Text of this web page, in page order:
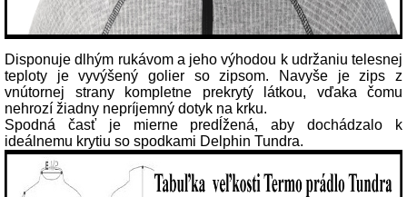
Disponuje dlhým rukávom a jeho výhodou k udržaniu telesnej
teploty je vyvýšený golier so zipsom. Navyše je zips z
vnútornej strany kompletne prekrytý látkou, vďaka čomu
nehrozí žiadny nepríjemný dotyk na krku.
Spodná časť je mierne predĺžená, aby dochádzalo k
ideálnemu krytiu so spodkami Delphin Tundra.